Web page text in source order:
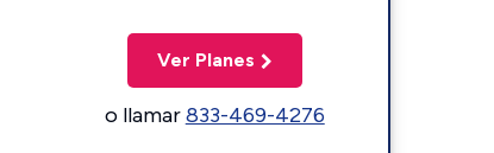
Ver Planes
o llamar833-469-4276